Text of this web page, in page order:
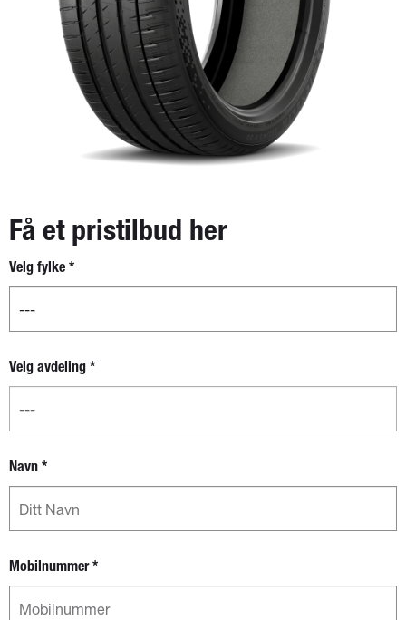
Få et pristilbud her
Nytt
skjema -
separat
boks for
avdeling
Velg fylke *
Velg avdeling *
Navn *
Mobilnummer*